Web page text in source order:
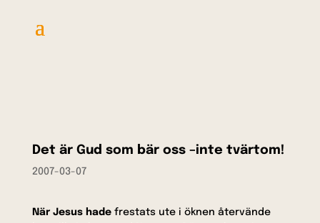
Det är Gud som bär oss –inte tvärtom!
2007-03-07
När Jesus hadefrestats ute i öknen återvände